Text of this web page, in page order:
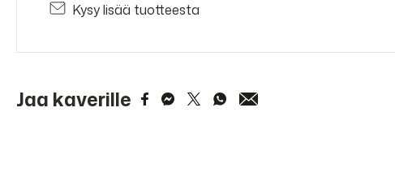
Kysy lisää tuotteesta
Jaa kaverille